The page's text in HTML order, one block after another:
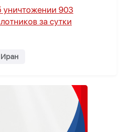
уничтожении 903
за сутки
Иран